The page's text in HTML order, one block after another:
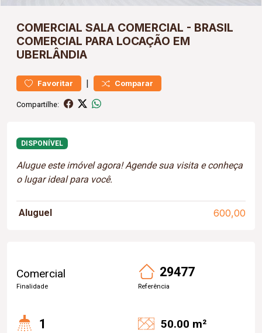
COMERCIAL SALA COMERCIAL - BRASIL
COMERCIAL PARA LOCAÇÃO EM
UBERLÂNDIA
Favoritar | Comparar
Compartilhe:
DISPONÍVEL
Alugue este imóvel agora! Agende sua visita e conheça
o lugar ideal para você.
Aluguel 600,00
Comercial
Finalidade
29477
Referência
1 50.00 m²